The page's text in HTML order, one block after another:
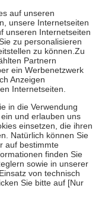
in Höhe von zehn
fünf Euround
als die tatsächlichen
Apotheken.
beträgt die
Euro je
eigene Gesundheit zu
zu unterstützen,
18. Lebensjahr
die von der